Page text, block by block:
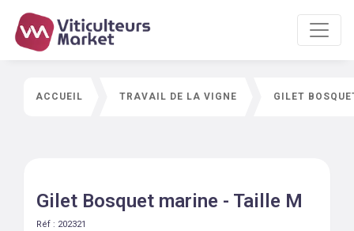
ACCUEIL TRAVAIL DE LA VIGNE GILET
Gilet Bosquet marine - Taille M
Réf : 202321